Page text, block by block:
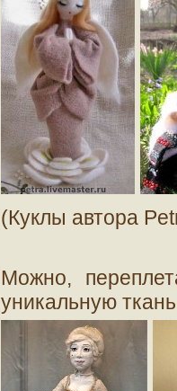
(Куклы автора
Можно,
уникальную